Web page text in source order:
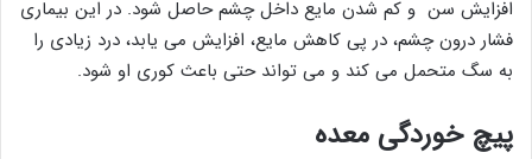
افزایش سن و کم شدن مایع داخل چشم حاصل شود. در این بیماری
فشار درون چشم، در پی کاهش مایع، افزایش می یابد، درد زیادی را
به سگ متحمل می کند و می تواند حتی باعث کوری او شود.
پیچ خوردگی معده